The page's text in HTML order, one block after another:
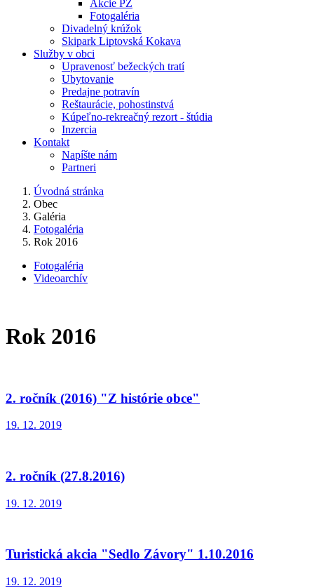
Akcie PZ
Fotogaléria
Divadelný krúžok
Skipark Liptovská Kokava
Služby v obci
Upravenosť bežeckých tratí
Ubytovanie
Predajne potravín
Reštaurácie, pohostinstvá
Kúpeľno-rekreačný rezort - štúdia
Inzercia
Kontakt
Napíšte nám
Partneri
Úvodná stránka
Obec
Galéria
Fotogaléria
Rok 2016
Fotogaléria
Videoarchív
Rok 2016
2. ročník (2016) "Z histórie obce"
19. 12. 2019
2. ročník (27.8.2016)
19. 12. 2019
Turistická akcia "Sedlo Závory" 1.10.2016
19. 12. 2019